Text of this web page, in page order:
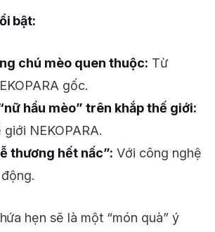
bật:
chú mèo quen thuộc: Từ
gốc.
hầu mèo” trên khắp thế giới:
NEKOPARA.
thương hết nấc”: Với công nghệ
hẹn sẽ là một “món quà” ý